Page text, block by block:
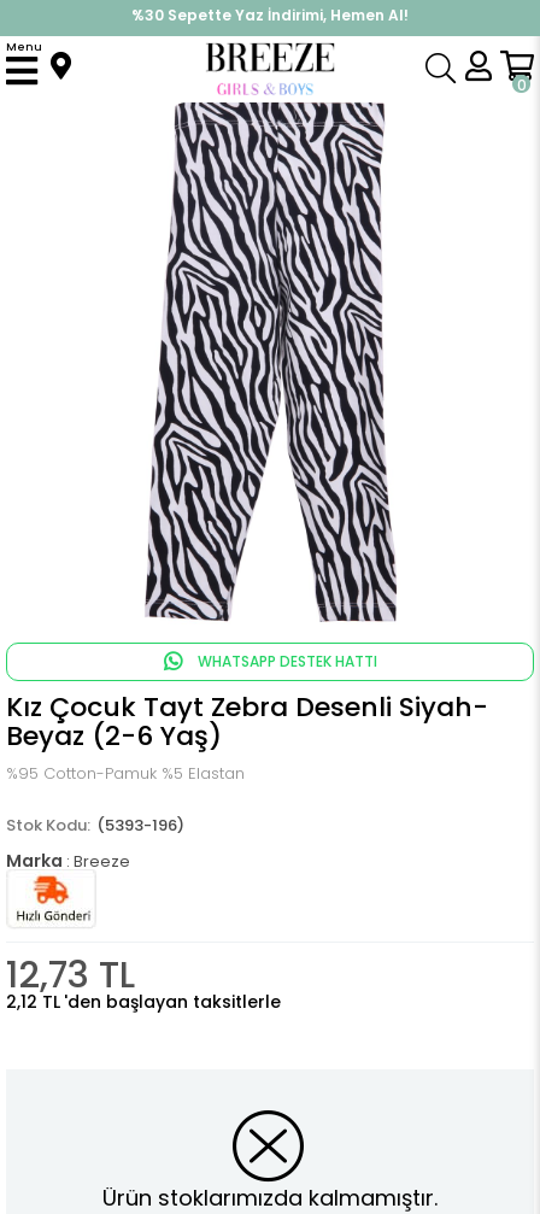
%30 Sepette Yaz İndirimi, Hemen Al!
İndirimlere ek %10 İndirimi Kap, Hemen Üye Ol!
0
Menu
Anasayfa Alt Giyim Tayt
WHATSAPP DESTEK HATTI
Kız Çocuk Tayt Zebra Desenli Siyah-
Beyaz (2-6 Yaş)
%95 Cotton-Pamuk %5 Elastan
(5393-196)
Marka : Breeze
12,73 TL
2,12 TL 'den başlayan taksitlerle
Ürün stoklarımızda kalmamıştır.